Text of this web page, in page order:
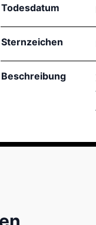
Todesdatum
Sternzeichen
Beschreibung